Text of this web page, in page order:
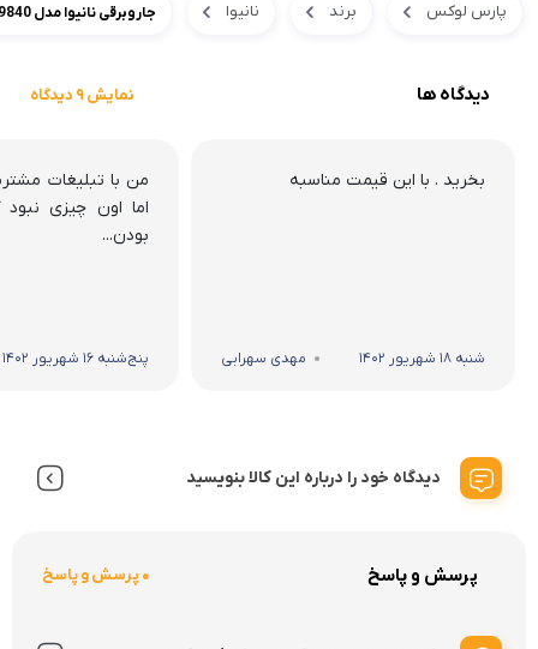
پارس لوکس برند نانیوا جاروبرقی نانیوا مدل NVC-9840
دیدگاه ها نمایش 9 دیدگاه
بخرید . با این قیمت مناسبه
شنبه 18 شهریور 1402 مهدی سهرابی
من با تبلیغات
اما اون چیزی
بودن...
پنج‌شنبه 16 شهریور 1402
دیدگاه خود را درباره این کالا بنویسید
پرسش و پاسخ 0 پرسش و پاسخ